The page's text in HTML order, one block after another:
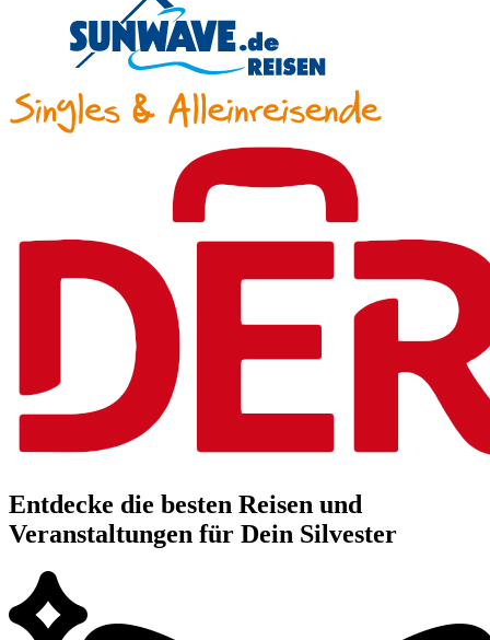
Entdecke die besten Reisen und
Veranstaltungen für Dein Silvester